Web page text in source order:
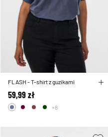
FLASH - T-shirt z guzikami
59,99 zł
+8